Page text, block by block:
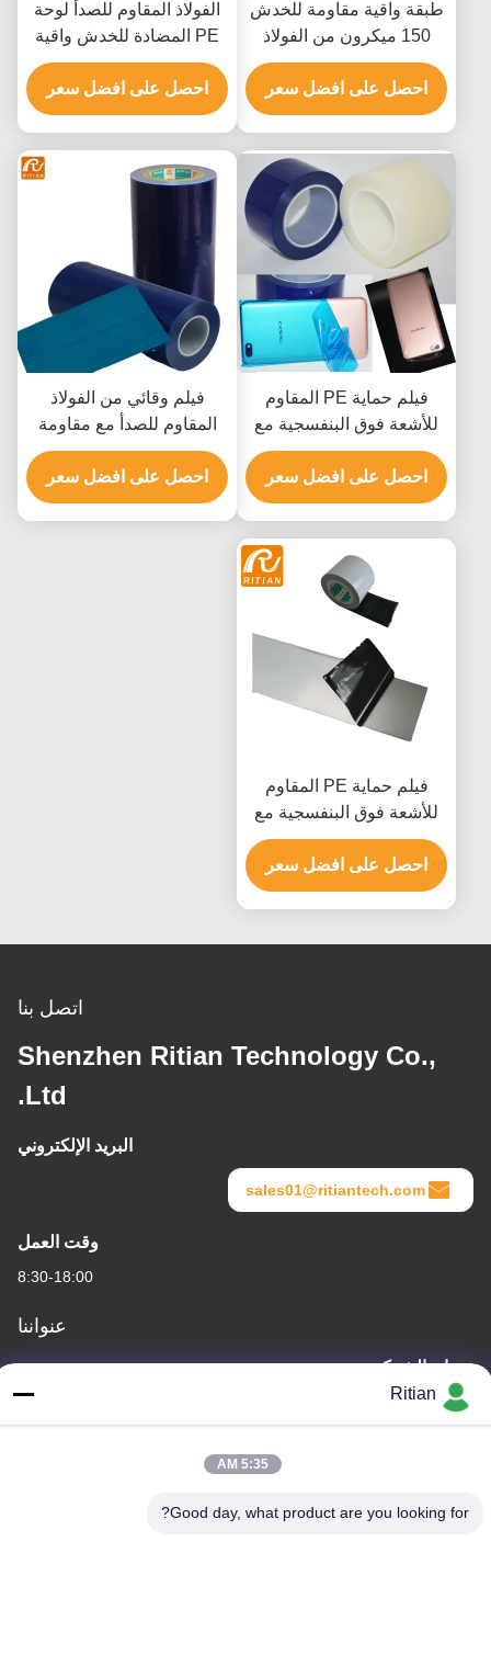
طبقة واقية مقاومة للخدش
150 ميكرون من الفولاذ
المقاوم للصدأ بدون طلاء
بالغراء
احصل على افضل سعر
الفولاذ المقاوم للصدأ لوحة
PE المضادة للخدش واقية
فيلم الاكريليك المذيبات
القائمة
احصل على افضل سعر
فيلم حماية PE المقاوم
للأشعة فوق البنفسجية مع
إزالة خالية من المخلفات
ومجموعة درجات الحرارة
من -20 °C إلى 80 °C
للصدأ
احصل على افضل سعر
فيلم وقائي من الفولاذ
المقاوم للصدأ مع مقاومة
للخدوش خالية من المخلفات
والمقاومة للحرارة
احصل على افضل سعر
فيلم حماية PE المقاوم
للأشعة فوق البنفسجية مع
إزالة خالية من المخلفات و
300٪ إلى 600٪ إطالة
لحماية السطح
احصل على افضل سعر
اتصل بنا
Shenzhen Ritian Technology Co.,
Ltd.
البريد الإلكتروني
sales01@ritiantech.com
وقت العمل
8:30-18:00
عنواننا
عنوان الشركة
No.65 Songnian Road، Longgang District، شينزين، الصين 518117
No.65 Songnian Road، Longgang District، شينزين، الصين 518117
هاتف
Ritian
5:35 AM
Good day, what product are you looking for?